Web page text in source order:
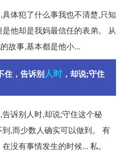
体犯了什么事我也不清楚,只知
他却是我妈最信任的表弟。 从
故事,基本都是他小...
住，告诉别人时 ，却说;守住
诉别人时,却说;守住这个秘
,而少数人确实可以做到。 有
没有事情发生的时候... 私。